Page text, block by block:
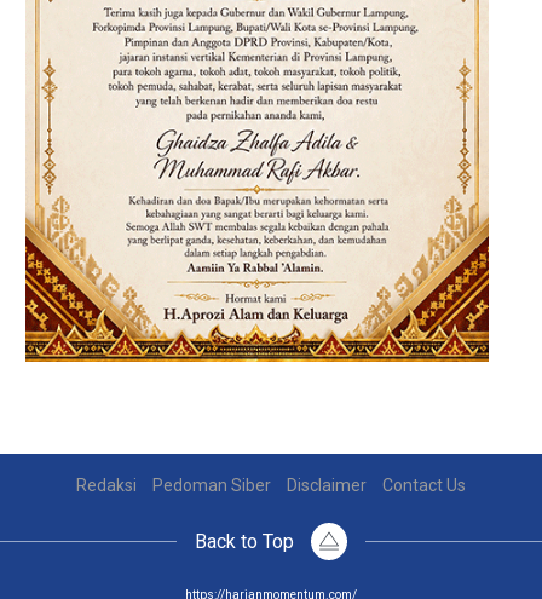
Redaksi Pedoman Siber Disclaimer Contact Us
Back to Top
https://harianmomentum.com/